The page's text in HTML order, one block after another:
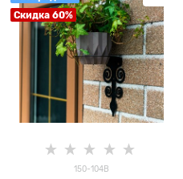
Скидка 60%
150-104B